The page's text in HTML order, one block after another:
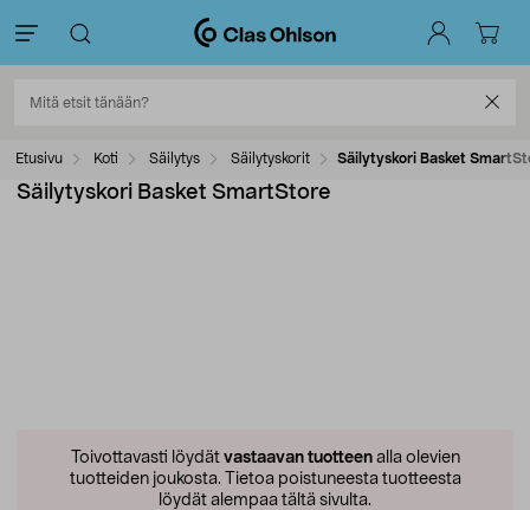
Etusivu Koti Säilytys Säilytyskorit Säilytyskori Basket
Säilytyskori Basket SmartStore
Toivottavasti löydät vastaavan tuotteenalla olevien
tuotteiden joukosta. Tietoa poistuneesta tuotteesta
löydät alempaa tältä sivulta.